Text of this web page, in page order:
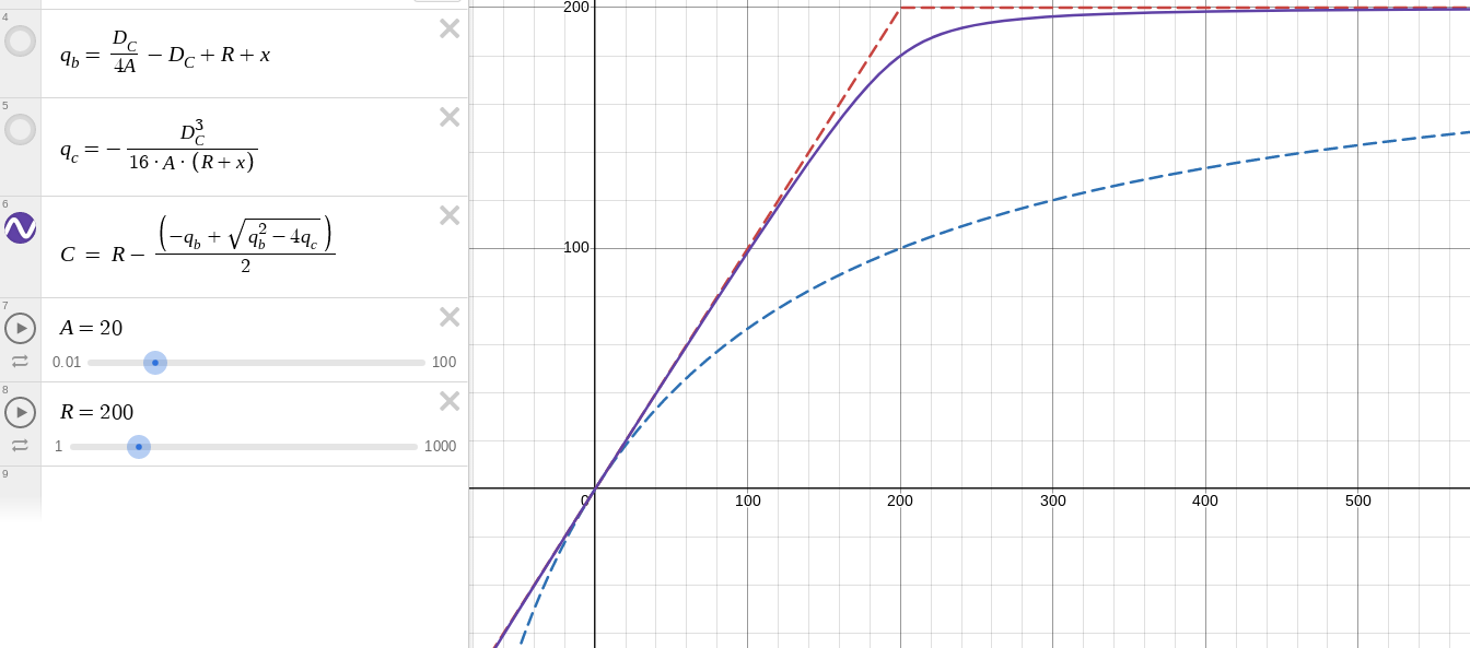
qb =
DC
4A
− DC + R + x
4
qc = −
D3
C
16 · A · R + x
5
C = R −
−qb + q2
b − 4qc
2
6
A = 20
0.01 100
7
R = 200
1 1000
8
9